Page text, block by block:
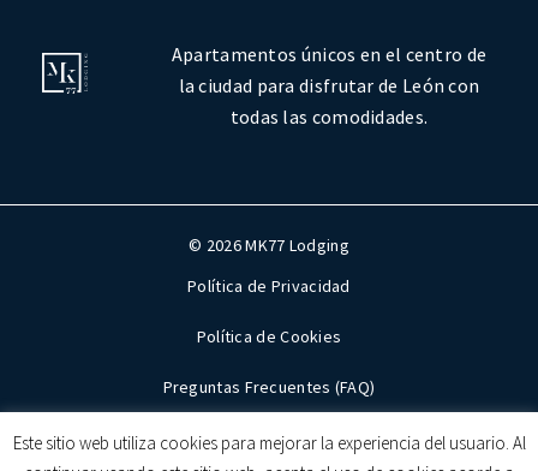
Apartamentos únicos en el centro de
la ciudad para disfrutar de León con
todas las comodidades.
© 2026 MK77 Lodging
Política de Privacidad
Política de Cookies
Preguntas Frecuentes (FAQ)
Mapa del sitio
Este sitio web utiliza cookies para mejorar la experiencia del usuario. Al